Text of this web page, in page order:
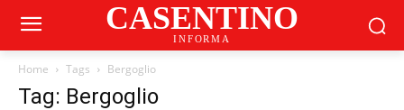
CASENTINO
INFORMA
Home Tags Bergoglio
Tag: Bergoglio